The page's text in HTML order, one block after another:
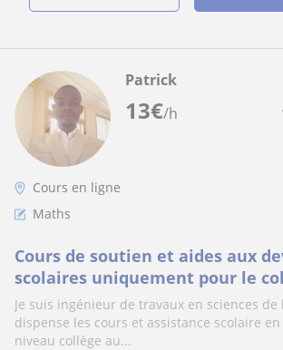
13€/h
Patrick
Cours en ligne
Maths
Cours de soutien et aides aux
scolaires uniquement pour le
Je suis ingénieur de travaux en sciences de
dispense les cours et assistance scolaire
niveau collège au...